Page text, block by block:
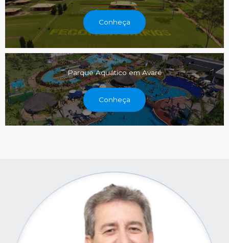
Conheça
Parque Aquático em Avaré
Conheça